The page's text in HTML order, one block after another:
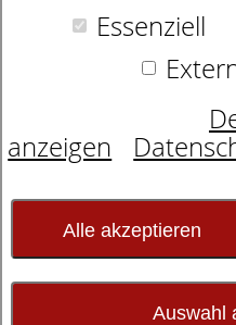
Essenziell
anzeigen
Alle akzeptieren
Auswahl
erholsame
Individuelle
Bedürfnisse